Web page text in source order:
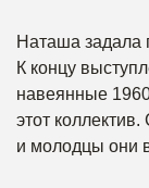
Наташа задала
К концу
навеянные
этот
и молодцы они